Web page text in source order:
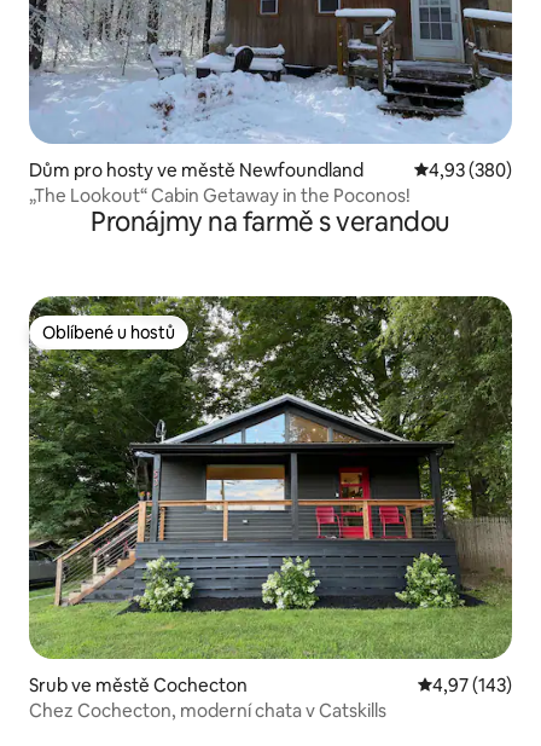
Dům pro hosty ve městě Newfoundland Průměrné
4,93 (380)
„The Lookout“ Cabin Getaway in the Poconos!
Pronájmy na farmě s verandou
Oblíbené u hostů
Oblíbené u hostů
Srub ve městě Cochecton Průměrné
4,97 (143)
Chez Cochecton, moderní chata v Catskills